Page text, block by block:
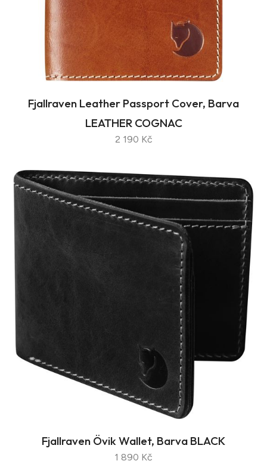
Fjallraven Leather Passport Cover, Barva
LEATHER COGNAC
2 190 Kč
Fjallraven Övik Wallet, Barva BLACK
1 890 Kč